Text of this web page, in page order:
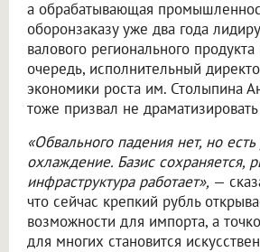
а обрабатывающая
оборонзаказу уже два года
валового регионального
очередь, исполнительный
экономики роста им. Столыпина
тоже призвал не
«Обвального падения нет, но есть
охлаждение. Базис сохраняется,
инфраструктура работает», —
что сейчас крепкий рубль
возможности для импорта, а
для многих становится